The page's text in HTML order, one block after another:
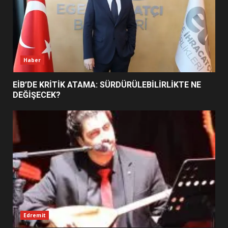
6
BURHANİYE SATRANÇ
TURNUVASI KAYITLARI NEYİ
DEĞİŞTİRİYOR?
BURHANİYE BELEDİYESPOR’DA
YENİ YÖNETİM NASIL
Haber
EİB’DE KRİTİK ATAMA: SÜRDÜRÜLEBİLİRLİKTE NE
DEĞİŞECEK?
Edremit